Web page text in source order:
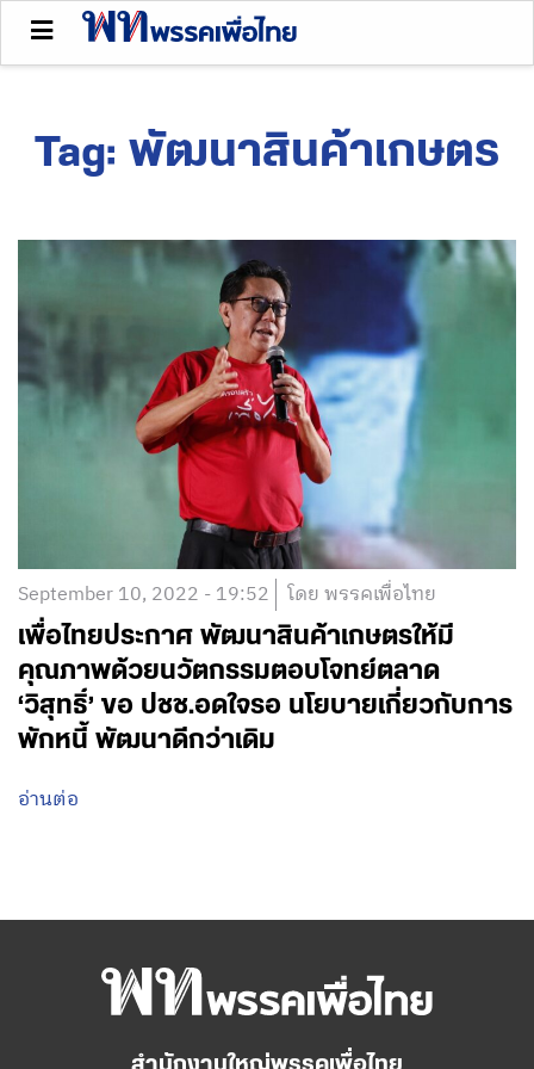
Tag: พัฒนาสินค้าเกษตร
September 10, 2022 - 19:52 โดย พรรคเพื่อไทย
เพื่อไทยประกาศ พัฒนาสินค้าเกษตรให้มี
คุณภาพด้วยนวัตกรรมตอบโจทย์ตลาด
‘วิสุทธิ์’ ขอ ปชช.อดใจรอ นโยบายเกี่ยวกับการ
พักหนี้ พัฒนาดีกว่าเดิม
อ่านต่อ